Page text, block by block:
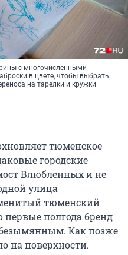
с многочисленными
в цвете, чтобы выбрать
на тарелки и кружки
тюменское
городские
Влюбленных и не
улица
тюменский
первые полгода бренд
Как позже
на поверхности.